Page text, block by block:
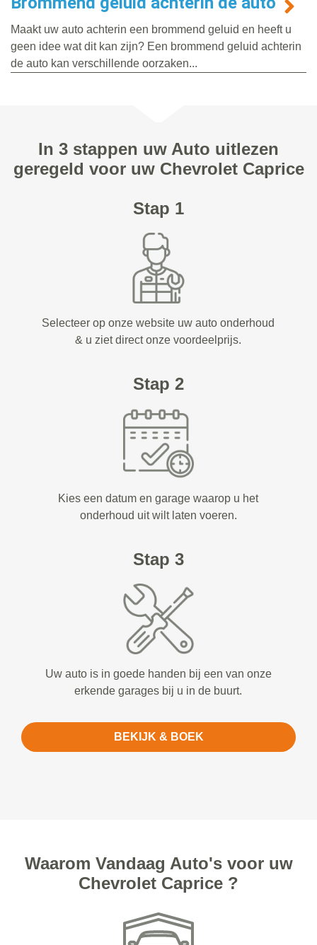
Maakt uw auto achterin een brommend geluid en heeft u
geen idee wat dit kan zijn? Een brommend geluid achterin
de auto kan verschillende oorzaken...
In 3 stappen uw Auto uitlezen
geregeld voor uw Chevrolet Caprice
Stap 1
Selecteer op onze website uw auto onderhoud
& u ziet direct onze voordeelprijs.
Stap 2
Kies een datum en garage waarop u het
onderhoud uit wilt laten voeren.
Stap 3
Uw auto is in goede handen bij een van onze
erkende garages bij u in de buurt.
BEKIJK & BOEK
Waarom Vandaag Auto's voor uw
Chevrolet Caprice ?